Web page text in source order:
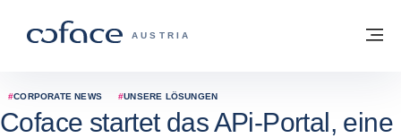
COFACE FOR TRADE - WEBSEITE DER
AUSTRIA
Zurück zur Startseite
#CORPORATE NEWS #UNSERE LÖSUNGEN
Coface startet das APi-Portal, eine